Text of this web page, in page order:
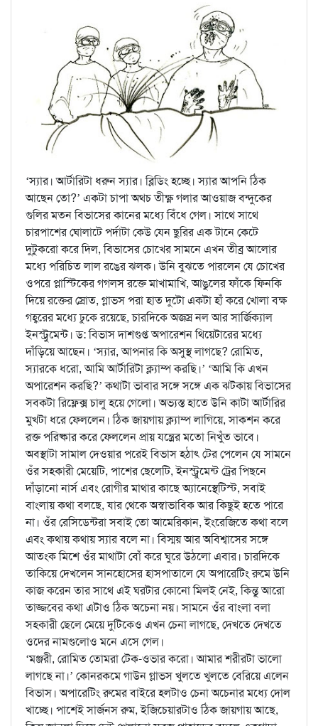
‘স্যার। আর্টারিটা ধরুন স্যার। ব্লিডিং হচ্ছে। স্যার আপনি ঠিক
আছেন তো?’ একটা চাপা অথচ তীক্ষ্ণ গলার আওয়াজ বন্দুকের
গুলির মতন বিভাসের কানের মধ্যে বিঁধে গেল। সাথে সাথে
চারপাশের ঘোলাটে পর্দাটা কেউ যেন ছুরির এক টানে কেটে
দুটুকরো করে দিল, বিভাসের চোখের সামনে এখন তীব্র আলোর
মধ্যে পরিচিত লাল রঙের ঝলক। উনি বুঝতে পারলেন যে চোখের
ওপরে প্লাস্টিকের গগলস রক্তে মাখামাখি, আঙুলের ফাঁকে ফিনকি
দিয়ে রক্তের স্রোত, গ্লাভস পরা হাত দুটো একটা হাঁ করে খোলা বক্ষ
গহ্বরের মধ্যে ঢুকে রয়েছে, চারদিকে অজস্র নল আর সার্জিক্যাল
ইনস্ট্রুমেন্ট। ড: বিভাস দাশগুপ্ত অপারেশন থিয়েটারের মধ্যে
দাঁড়িয়ে আছেন। ‘স্যার, আপনার কি অসুস্থ লাগছে? রোমিত,
স্যারকে ধরো, আমি আর্টারিটা ক্ল্যাম্প করছি।’ ‘আমি কি এখন
অপারেশন করছি?’ কথাটা ভাবার সঙ্গে সঙ্গে এক ঝটকায় বিভাসের
সবকটা রিফ্লেক্স চালু হয়ে গেলো। অভ্যস্ত হাতে উনি কাটা আর্টারির
মুখটা ধরে ফেললেন। ঠিক জায়গায় ক্ল্যাম্প লাগিয়ে, সাকশন করে
রক্ত পরিষ্কার করে ফেললেন প্রায় যন্ত্রের মতো নিখুঁত ভাবে।
অবস্থাটা সামাল দেওয়ার পরেই বিভাস হঠাৎ টের পেলেন যে সামনে
ওঁর সহকারী মেয়েটি, পাশের ছেলেটি, ইনস্ট্রুমেন্ট ট্রের পিছনে
দাঁড়ানো নার্স এবং রোগীর মাথার কাছে অ্যানেস্থেটিস্ট, সবাই
বাংলায় কথা বলছে, যার থেকে অস্বাভাবিক আর কিছুই হতে পারে
না। ওঁর রেসিডেন্টরা সবাই তো আমেরিকান, ইংরেজিতে কথা বলে
এবং কথায় কথায় স্যার বলে না। বিস্ময় আর অবিশ্বাসের সঙ্গে
আতংক মিশে ওঁর মাথাটা বোঁ করে ঘুরে উঠলো এবার। চারদিকে
তাকিয়ে দেখলেন সানহোসের হাসপাতালে যে অপারেটিং রুমে উনি
কাজ করেন তার সাথে এই ঘরটার কোনো মিলই নেই, কিন্তু আরো
তাজ্জবের কথা এটাও ঠিক অচেনা নয়। সামনে ওঁর বাংলা বলা
সহকারী ছেলে মেয়ে দুটিকেও এখন চেনা লাগছে, দেখতে দেখতে
ওদের নামগুলোও মনে এসে গেল।
‘মঞ্জরী, রোমিত তোমরা টেক-ওভার করো। আমার শরীরটা ভালো
লাগছে না।’ কোনরকমে গাউন গ্লাভস খুলতে খুলতে বেরিয়ে এলেন
বিভাস। অপারেটিং রুমের বাইরে হলটাও চেনা অচেনার মধ্যে দোল
খাচ্ছে। পাশেই সার্জনস রুম, ইজিচেয়ারটাও ঠিক জায়গায় আছে,